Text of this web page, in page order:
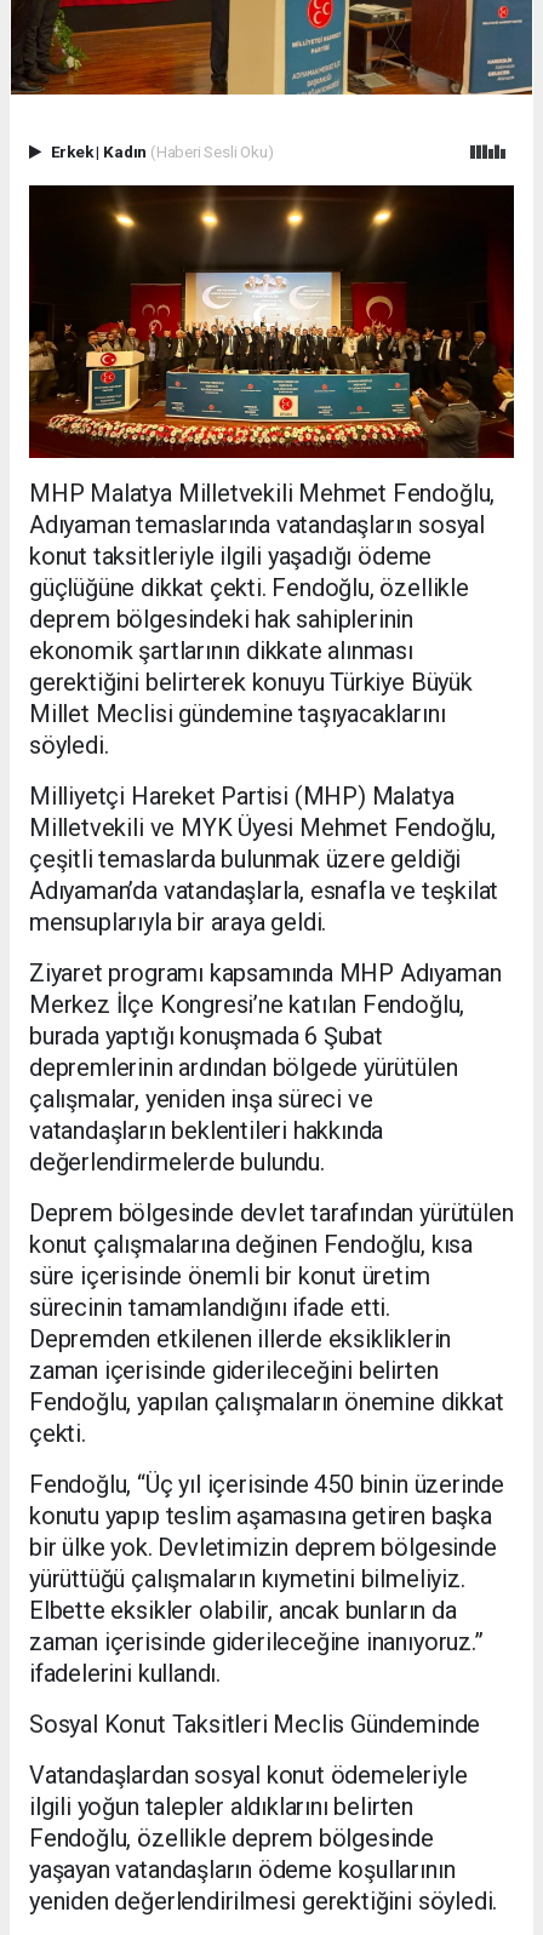
Erkek| Kadın (Haberi Sesli Oku)
MHP Malatya Milletvekili Mehmet Fendoğlu,
Adıyaman temaslarında vatandaşların sosyal
konut taksitleriyle ilgili yaşadığı ödeme
güçlüğüne dikkat çekti. Fendoğlu, özellikle
deprem bölgesindeki hak sahiplerinin
ekonomik şartlarının dikkate alınması
gerektiğini belirterek konuyu Türkiye Büyük
Millet Meclisi gündemine taşıyacaklarını
söyledi.
Milliyetçi Hareket Partisi (MHP) Malatya
Milletvekili ve MYK Üyesi Mehmet Fendoğlu,
çeşitli temaslarda bulunmak üzere geldiği
Adıyaman’da vatandaşlarla, esnafla ve teşkilat
mensuplarıyla bir araya geldi.
Ziyaret programı kapsamında MHP Adıyaman
Merkez İlçe Kongresi’ne katılan Fendoğlu,
burada yaptığı konuşmada 6 Şubat
depremlerinin ardından bölgede yürütülen
çalışmalar, yeniden inşa süreci ve
vatandaşların beklentileri hakkında
değerlendirmelerde bulundu.
Deprem bölgesinde devlet tarafından yürütülen
konut çalışmalarına değinen Fendoğlu, kısa
süre içerisinde önemli bir konut üretim
sürecinin tamamlandığını ifade etti.
Depremden etkilenen illerde eksikliklerin
zaman içerisinde giderileceğini belirten
Fendoğlu, yapılan çalışmaların önemine dikkat
çekti.
Fendoğlu, “Üç yıl içerisinde 450 binin üzerinde
konutu yapıp teslim aşamasına getiren başka
bir ülke yok. Devletimizin deprem bölgesinde
yürüttüğü çalışmaların kıymetini bilmeliyiz.
Elbette eksikler olabilir, ancak bunların da
zaman içerisinde giderileceğine inanıyoruz.”
ifadelerini kullandı.
Sosyal Konut Taksitleri Meclis Gündeminde
Vatandaşlardan sosyal konut ödemeleriyle
ilgili yoğun talepler aldıklarını belirten
Fendoğlu, özellikle deprem bölgesinde
yaşayan vatandaşların ödeme koşullarının
yeniden değerlendirilmesi gerektiğini söyledi.